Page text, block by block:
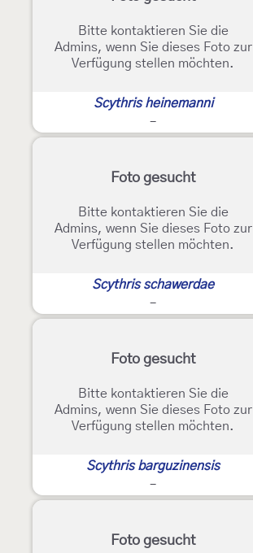
Bitte kontaktieren Sie die
Admins, wenn Sie dieses Foto zur
Verfügung stellen möchten.
Scythris heinemanni
-
Foto gesucht
Bitte kontaktieren Sie die
Admins, wenn Sie dieses Foto zur
Verfügung stellen möchten.
Scythris schawerdae
-
Foto gesucht
Bitte kontaktieren Sie die
Admins, wenn Sie dieses Foto zur
Verfügung stellen möchten.
Scythris barguzinensis
-
Foto gesucht